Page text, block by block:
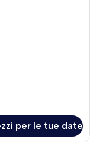
per le tue date